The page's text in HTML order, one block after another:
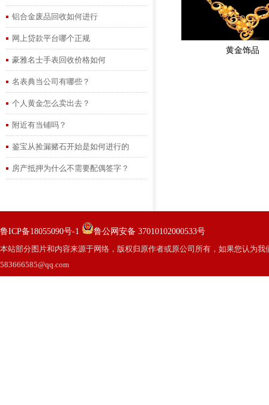
铝合金废品回收如何进行
网上贷款平台哪个正规
豪雅名士手表回收价格如何
名表典当公司有哪些？
个人黄金怎么卖出去？
附近有当铺吗？
鉴宝从捡漏赌石开始是如何进行的
房产抵押为什么不需要配偶签字？
黄金饰品
鲁ICP备18055090号-1
鲁公网安备 37010102000533号
本站部分图片和内容来源于网络，版权归原作者或原公司所有，如果您认为
583666585@qq.com